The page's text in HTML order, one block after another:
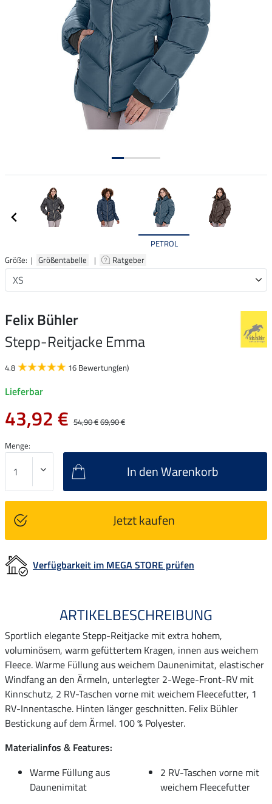
PETROL
Größe: | Größentabelle | Ratgeber
Felix Bühler
Stepp-Reitjacke Emma
4.8 16 Bewertung(en)
Lieferbar
43,92 € 54,90 €69,90 €
Menge:
In den Warenkorb
Jetzt kaufen
Verfügbarkeit im MEGA STORE prüfen
ARTIKELBESCHREIBUNG
Sportlich elegante Stepp-Reitjacke mit extra hohem,
voluminösem, warm gefüttertem Kragen, innen aus weichem
Fleece. Warme Füllung aus weichem Daunenimitat, elastischer
Windfang an den Ärmeln, unterlegter 2-Wege-Front-RV mit
Kinnschutz, 2 RV-Taschen vorne mit weichem Fleecefutter, 1
RV-Innentasche. Hinten länger geschnitten. Felix Bühler
Bestickung auf dem Ärmel. 100 % Polyester.
Materialinfos & Features:
Warme Füllung aus
Daunenimitat
2 RV-Taschen vorne mit
weichem Fleecefutter